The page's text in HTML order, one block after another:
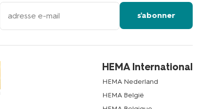
votre
adresse
s'abonner
HEMA International
HEMA Nederland
HEMA België